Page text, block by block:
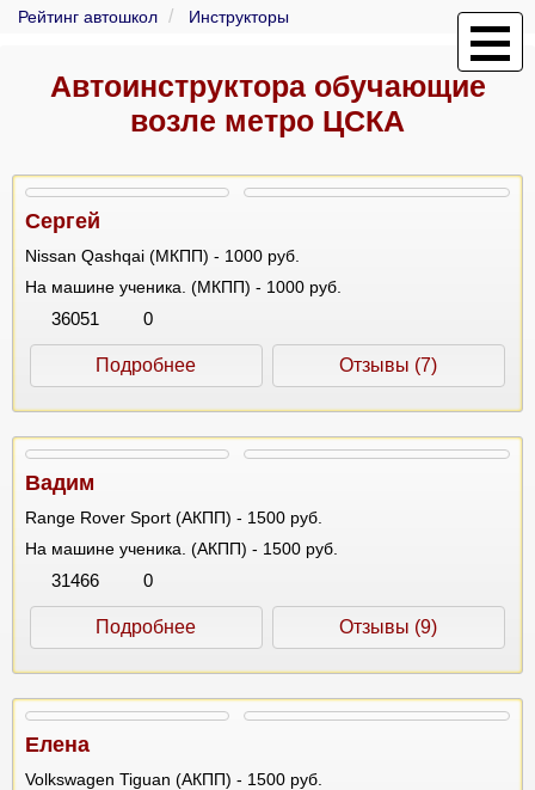
Рейтинг автошкол Инструкторы
Автоинструктора обучающие
возле метро ЦСКА
Сергей
Nissan Qashqai (МКПП) - 1000 руб.
На машине ученика. (МКПП) - 1000 руб.
36051 0
Подробнее Отзывы (7)
Вадим
Range Rover Sport (АКПП) - 1500 руб.
На машине ученика. (АКПП) - 1500 руб.
31466 0
Подробнее Отзывы (9)
Елена
Volkswagen Tiguan (АКПП) - 1500 руб.